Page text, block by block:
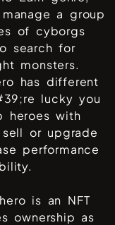
a group
of cyborgs
search for
monsters.
has different
lucky you
heroes with
or upgrade
performance
is an NFT
ownership as